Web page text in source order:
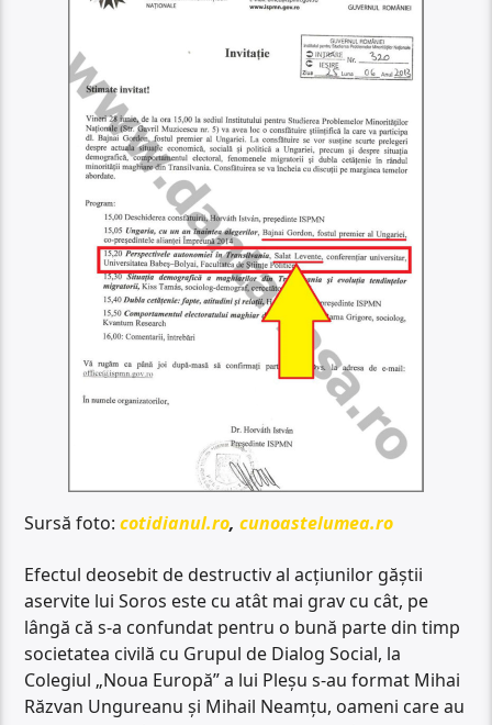
Sursă foto:cotidianul.ro,cunoastelumea.ro
Efectul deosebit de destructiv al acțiunilor găștii
aservite lui Soros este cu atât mai grav cu cât, pe
lângă că s-a confundat pentru o bună parte din timp
societatea civilă cu Grupul de Dialog Social, la
Colegiul „Noua Europă” a lui Pleșu s-au format Mihai
Răzvan Ungureanu și Mihail Neamțu, oameni care au